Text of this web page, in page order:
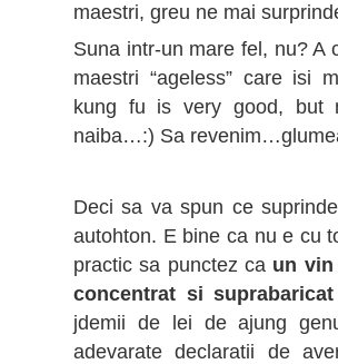
maestri, greu ne mai
Suna intr-un mare fel, nu? A
maestri “ageless” care isi
kung fu is very good, but
naiba…:) Sa
Deci sa va spun ce
autohton. E bine ca nu e cu
practic sa punctez ca un vin
concentrat si
jdemii de lei de ajung
adevarate declaratii de